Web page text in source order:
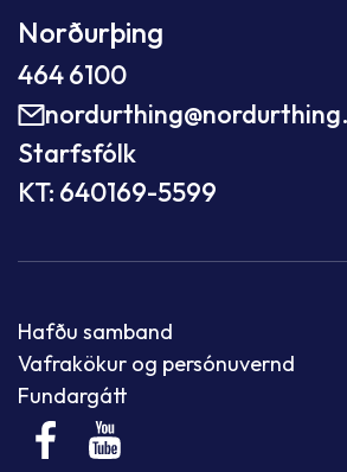
Norðurþing
464 6100
Starfsfólk
KT: 640169-5599
Hafðu samband
Vafrakökur og persónuvernd
Fundargátt